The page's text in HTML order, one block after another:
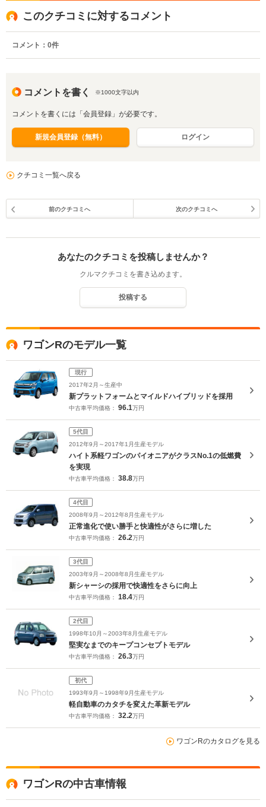
このクチコミに対するコメント
コメント： 0件
コメントを書く ※1000文字以内
コメントを書くには「会員登録」が必要です。
新規会員登録（無料） ログイン
クチコミ一覧へ戻る
前のクチコミへ 次のクチコミへ
あなたのクチコミを投稿しませんか？
クルマクチコミを書き込めます。
投稿する
ワゴンRのモデル一覧
現行
2017年2月～生産中
新プラットフォームとマイルドハイブリッドを採用
中古車平均価格： 96.1万円
5代目
2012年9月～2017年1月生産モデル
ハイト系軽ワゴンのパイオニアがクラスNo.1の低燃費
を実現
中古車平均価格： 38.8万円
4代目
2008年9月～2012年8月生産モデル
正常進化で使い勝手と快適性がさらに増した
中古車平均価格： 26.2万円
3代目
2003年9月～2008年8月生産モデル
新シャーシの採用で快適性をさらに向上
中古車平均価格： 18.4万円
2代目
1998年10月～2003年8月生産モデル
堅実なまでのキープコンセプトモデル
中古車平均価格： 26.3万円
初代
1993年9月～1998年9月生産モデル
軽自動車のカタチを変えた革新モデル
中古車平均価格： 32.2万円
ワゴンRのカタログを見る
ワゴンRの中古車情報